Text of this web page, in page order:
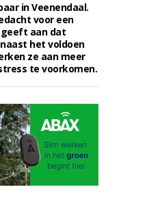
in Veenendaal.
voor een
geeft aan dat
het voldoen
ze aan meer
te voorkomen.